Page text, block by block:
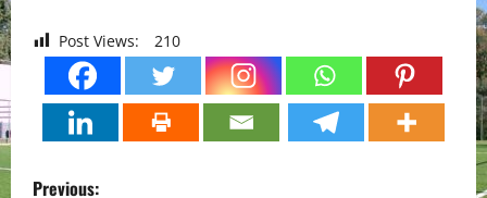
Post Views: 210
P
Previous: